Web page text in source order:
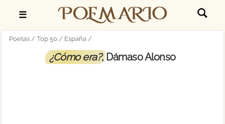
☰
Poetas Top 50 España
¿Cómo era?, Dámaso Alonso